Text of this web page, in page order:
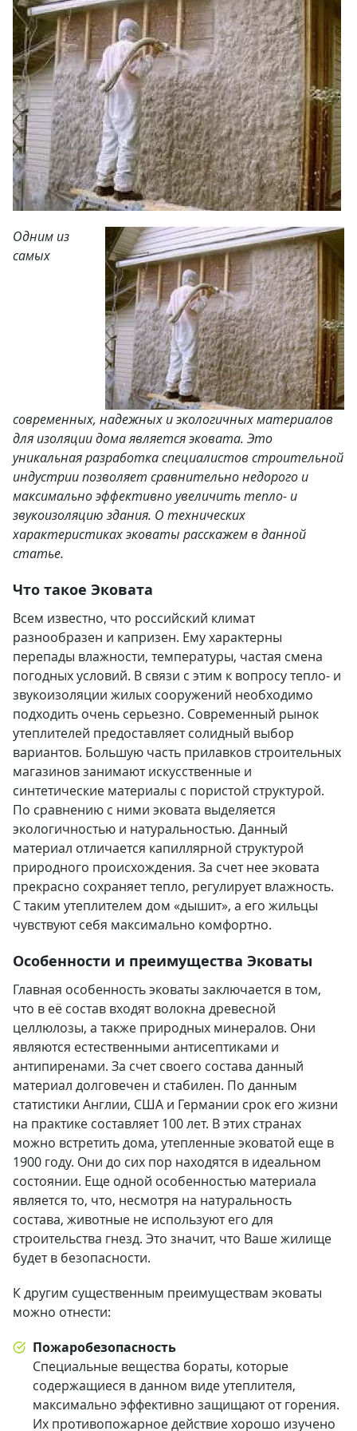
Одним из
самых
современных, надежных и экологичных материалов
для изоляции дома является эковата. Это
уникальная разработка специалистов строительной
индустрии позволяет сравнительно недорого и
максимально эффективно увеличить тепло- и
звукоизоляцию здания. О технических
характеристиках эковаты расскажем в данной
статье.
Что такое Эковата
Всем известно, что российский климат
разнообразен и капризен. Ему характерны
перепады влажности, температуры, частая смена
погодных условий. В связи с этим к вопросу тепло- и
звукоизоляции жилых сооружений необходимо
подходить очень серьезно. Современный рынок
утеплителей предоставляет солидный выбор
вариантов. Большую часть прилавков строительных
магазинов занимают искусственные и
синтетические материалы с пористой структурой.
По сравнению с ними эковата выделяется
экологичностью и натуральностью. Данный
материал отличается капиллярной структурой
природного происхождения. За счет нее эковата
прекрасно сохраняет тепло, регулирует влажность.
С таким утеплителем дом «дышит», а его жильцы
чувствуют себя максимально комфортно.
Особенности и преимущества Эковаты
Главная особенность эковаты заключается в том,
что в её состав входят волокна древесной
целлюлозы, а также природных минералов. Они
являются естественными антисептиками и
антипиренами. За счет своего состава данный
материал долговечен и стабилен. По данным
статистики Англии, США и Германии срок его жизни
на практике составляет 100 лет. В этих странах
можно встретить дома, утепленные эковатой еще в
1900 году. Они до сих пор находятся в идеальном
состоянии. Еще одной особенностью материала
является то, что, несмотря на натуральность
состава, животные не используют его для
строительства гнезд. Это значит, что Ваше жилище
будет в безопасности.
К другим существенным преимуществам эковаты
можно отнести:
Пожаробезопасность
Специальные вещества бораты, которые
содержащиеся в данном виде утеплителя,
максимально эффективно защищают от горения.
Их противопожарное действие хорошо изучено